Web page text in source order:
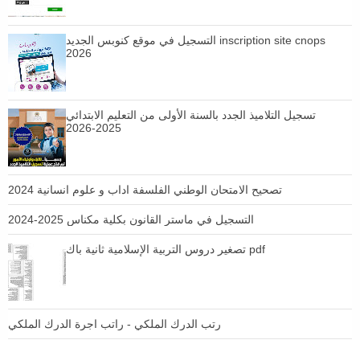
التسجيل في موقع كنوبس الجديد inscription site cnops
2026
تسجيل التلاميذ الجدد بالسنة الأولى من التعليم الابتدائي
2025-2026
تصحيح الامتحان الوطني الفلسفة اداب و علوم انسانية 2024
التسجيل في ماستر القانون بكلية مكناس 2025-2024
تصغير دروس التربية الإسلامية ثانية باك pdf
رتب الدرك الملكي - راتب اجرة الدرك الملكي